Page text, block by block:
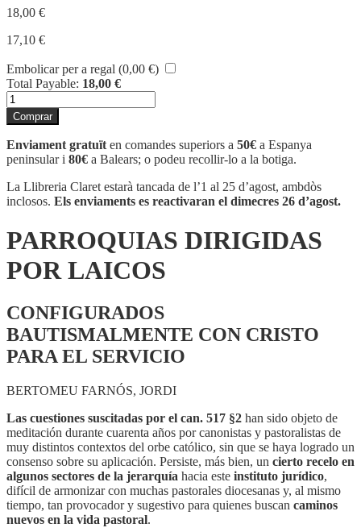
18,00 €
17,10 €
Embolicar per a regal (0,00 €)
Total Payable: 18,00 €
quantitat
de
PARROQUIAS
DIRIGIDAS
POR
LAICOS
Comprar
Enviament gratuït en comandes superiors a 50€ a Espanya
peninsular i 80€ a Balears; o podeu recollir-lo a la botiga.
La Llibreria Claret estarà tancada de l’1 al 25 d’agost, ambdòs
inclosos. Els enviaments es reactivaran el dimecres 26 d’agost.
PARROQUIAS DIRIGIDAS
POR LAICOS
CONFIGURADOS
BAUTISMALMENTE CON CRISTO
PARA EL SERVICIO
BERTOMEU FARNÓS, JORDI
Las cuestiones suscitadas por el can. 517 §2 han sido objeto de
meditación durante cuarenta años por canonistas y pastoralistas de
muy distintos contextos del orbe católico, sin que se haya logrado un
consenso sobre su aplicación. Persiste, más bien, un cierto recelo en
algunos sectores de la jerarquía hacia este instituto jurídico,
difícil de armonizar con muchas pastorales diocesanas y, al mismo
tiempo, tan provocador y sugestivo para quienes buscan caminos
nuevos en la vida pastoral.